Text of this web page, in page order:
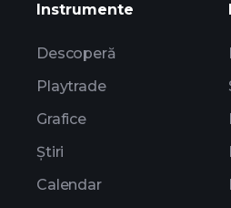
Instrumente
Descoperă
Playtrade
Grafice
Știri
Calendar